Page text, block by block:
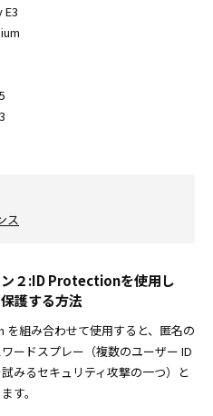
ス
２:ID Protectionを使用し
護する方法
組み合わせて使用すると、匿名の
ードスプレー（複数のユーザー ID
みるセキュリティ攻撃の一つ）と
す。